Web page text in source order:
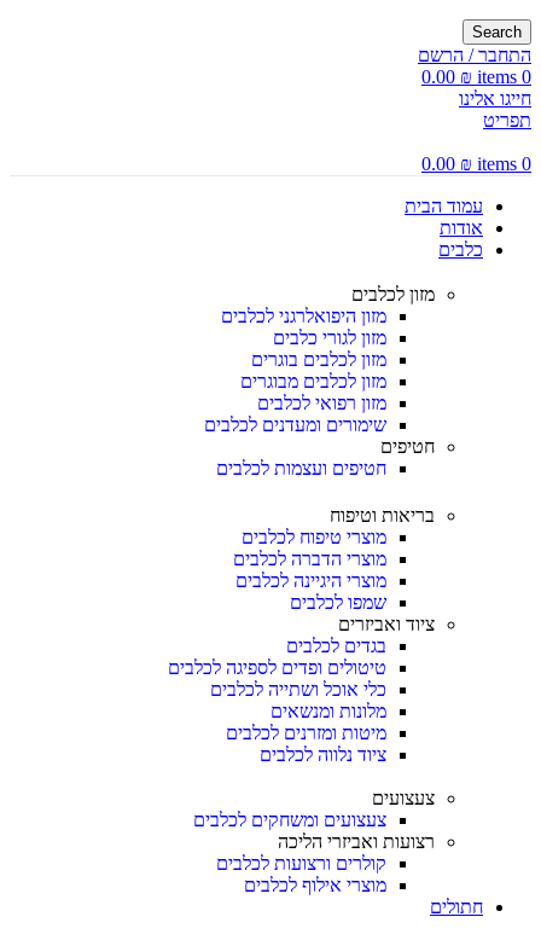
Search
התחבר / הרשם
0
items
0.00 ₪
חייגו אלינו
תפריט
0
items
0.00 ₪
עמוד הבית
אודות
כלבים
מזון לכלבים
מזון היפואלרגני לכלבים
מזון לגורי כלבים
מזון לכלבים בוגרים
מזון לכלבים מבוגרים
מזון רפואי לכלבים
שימורים ומעדנים לכלבים
חטיפים
חטיפים ועצמות לכלבים
בריאות וטיפוח
מוצרי טיפוח לכלבים
מוצרי הדברה לכלבים
מוצרי היגיינה לכלבים
שמפו לכלבים
ציוד ואביזרים
בגדים לכלבים
טיטולים ופדים לספיגה לכלבים
כלי אוכל ושתייה לכלבים
מלונות ומנשאים
מיטות ומזרנים לכלבים
ציוד נלווה לכלבים
צעצועים
צעצועים ומשחקים לכלבים
רצועות ואביזרי הליכה
קולרים ורצועות לכלבים
מוצרי אילוף לכלבים
חתולים